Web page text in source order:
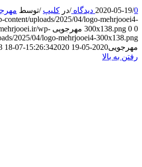
2020-05-19/0 دیدگاه /در کلیپ /توسط
content/uploads/2025/04/logo-mehrjooei4-
300x138.png 0 0 مهرجویی wp-
2025/04/logo-mehrjooei4-300x138.png
مهرجویی2020-05-19 15:26:34
2020-07-18 14:27:13
رفتن به بالا